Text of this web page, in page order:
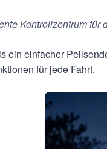
Kontrollzentrum für
ein einfacher
für jede Fahrt.